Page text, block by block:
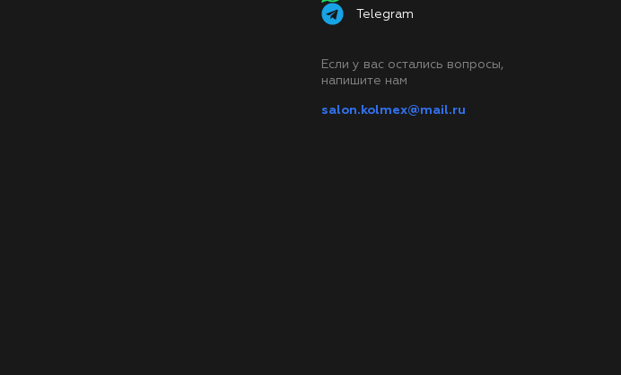
Telegram
Если у вас остались вопросы,
напишите нам
salon.kolmex@mail.ru